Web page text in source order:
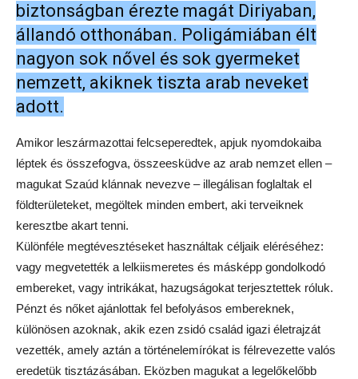
biztonságban érezte magát Diriyaban,
állandó otthonában. Poligámiában élt
nagyon sok nővel és sok gyermeket
nemzett, akiknek tiszta arab neveket
adott.
Amikor leszármazottai felcseperedtek, apjuk nyomdokaiba
léptek és összefogva, összeesküdve az arab nemzet ellen –
magukat Szaúd klánnak nevezve – illegálisan foglaltak el
földterületeket, megöltek minden embert, aki terveiknek
keresztbe akart tenni.
Különféle megtévesztéseket használtak céljaik eléréséhez:
vagy megvetették a lelkiismeretes és másképp gondolkodó
embereket, vagy intrikákat, hazugságokat terjesztettek róluk.
Pénzt és nőket ajánlottak fel befolyásos embereknek,
különösen azoknak, akik ezen zsidó család igazi életrajzát
vezették, amely aztán a történelemírókat is félrevezette valós
eredetük tisztázásában. Eközben magukat a legelőkelőbb